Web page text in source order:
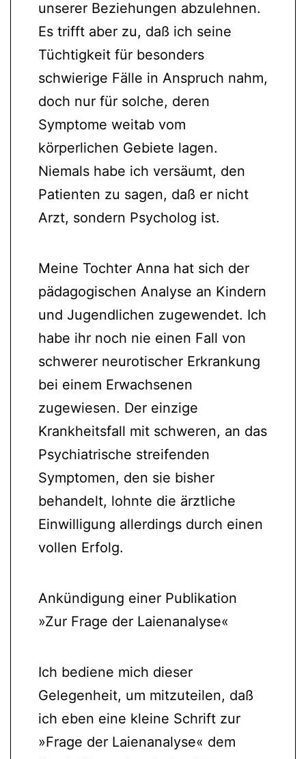
unserer Beziehungen abzulehnen.
Es trifft aber zu, daß ich seine
Tüchtigkeit für besonders
schwierige Fälle in Anspruch nahm,
doch nur für solche, deren
Symptome weitab vom
körperlichen Gebiete lagen.
Niemals habe ich versäumt, den
Patienten zu sagen, daß er nicht
Arzt, sondern Psycholog ist.
Meine Tochter Anna hat sich der
pädagogischen Analyse an Kindern
und Jugendlichen zugewendet. Ich
habe ihr noch nie einen Fall von
schwerer neurotischer Erkrankung
bei einem Erwachsenen
zugewiesen. Der einzige
Krankheitsfall mit schweren, an das
Psychiatrische streifenden
Symptomen, den sie bisher
behandelt, lohnte die ärztliche
Einwilligung allerdings durch einen
vollen Erfolg.
Ankündigung einer Publikation
»Zur Frage der Laienanalyse«
Ich bediene mich dieser
Gelegenheit, um mitzuteilen, daß
ich eben eine kleine Schrift zur
»Frage der Laienanalyse« dem